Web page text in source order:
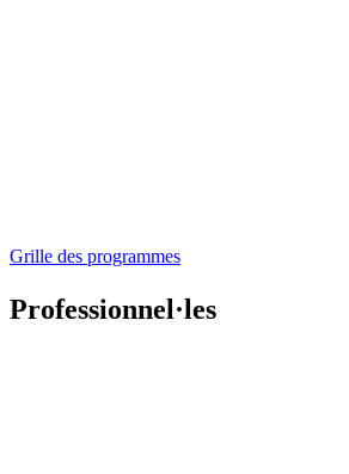
Grille des programmes
Professionnel·les